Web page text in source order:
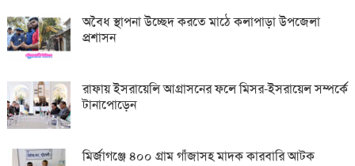
অবৈধ স্থাপনা উচ্ছেদ করতে মাঠে কলাপাড়া উপজেলা
প্রশাসন
রাফায় ইসরায়েলি আগ্রাসনের ফলে মিসর-ইসরায়েল সম্পর্কে
টানাপোড়েন
মির্জাগঞ্জে ৪০০ গ্রাম গাঁজাসহ মাদক কারবারি আটক